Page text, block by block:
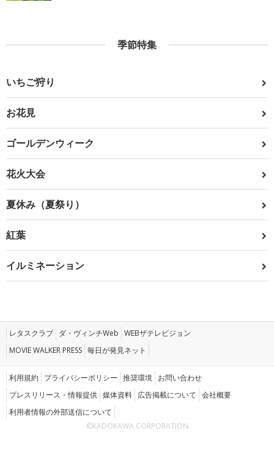
季節特集
いちご狩り
お花見
ゴールデンウィーク
花火大会
夏休み（夏祭り）
紅葉
イルミネーション
レタスクラブ ダ・ヴィンチWeb WEBザテレビジョン
MOVIE WALKER PRESS 毎日が発見ネット
利用規約 プライバシーポリシー 推奨環境 お問い合わせ
プレスリリース・情報提供 媒体資料 広告掲載について 会社概要
利用者情報の外部送信について
©KADOKAWA CORPORATION